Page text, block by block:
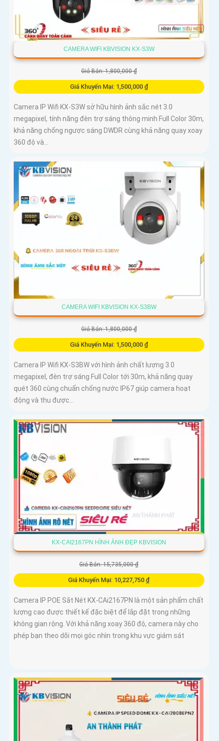
CAMERA WIFI KBVISION KX-S3W
Giá Bán: 1,800,000 ₫
Giá Khuyến Mại: 1,500,000 ₫
Camera IP Wifi KX-S3W sở hữu hình ảnh sắc nét 3.0
megapixel, tính năng đèn trợ sáng thông minh Full Color 30m,
khả năng chống ngược sáng DWDR cùng khả năng quay xoay
360 độ và...
CAMERA WIFI KBVISION KX-S3BW
Giá Bán: 1,800,000 ₫
Giá Khuyến Mại: 1,500,000 ₫
Camera IP Wifi KX-S3BW với hình ảnh chất lượng 3.0
megapixel, đèn trợ sáng Full Color tới 30m, khả năng quay
quét 360 cùng chuẩn chống nước IP67 giúp camera hoạt
động và thu được...
KX-CAI2167PN HÌNH ẢNH ĐẸP KBVISION
Giá Bán: 15,735,000 ₫
Giá Khuyến Mại: 10,227,750 ₫
Camera IP POE Sắt Nét KX-CAi2167PN là một sản phẩm chất
lượng cao được thiết kế đặc biệt để lắp đặt trong những
không gian rộng. Với khả năng xoay 360 độ, camera này cho
phép bạn theo dõi mọi góc nhìn trong khu vực giám sát